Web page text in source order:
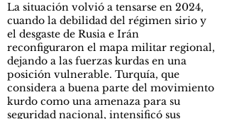
La situación volvió a tensarse en 2024,
cuando la debilidad del régimen sirio y
el desgaste de Rusia e Irán
reconfiguraron el mapa militar regional,
dejando a las fuerzas kurdas en una
posición vulnerable. Turquía, que
considera a buena parte del movimiento
kurdo como una amenaza para su
seguridad nacional, intensificó sus